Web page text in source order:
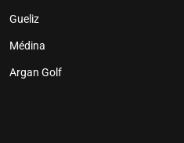
Gueliz
Médina
Argan Golf